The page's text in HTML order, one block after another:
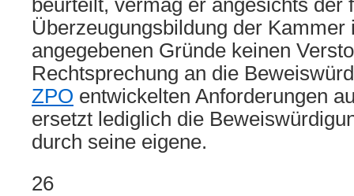
beurteilt, vermag er angesichts der
Überzeugungsbildung der Kammer
angegebenen Gründe keinen
Rechtsprechung an die
ZPO entwickelten Anforderungen
ersetzt lediglich die
durch seine eigene.
26